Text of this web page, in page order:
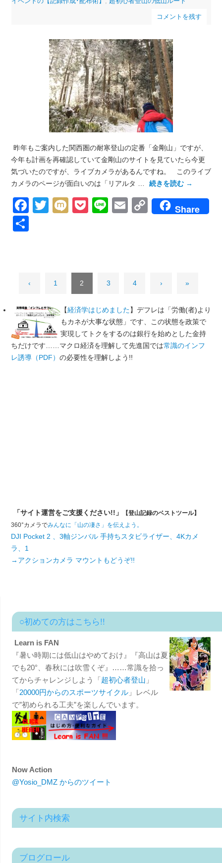
コメントを残す
昨年もご案内した関西圏の耐寒登山の定番「金剛山」ですが、
今年も計画を再確認していて金剛山のサイトを見ていたら今更
気づいたのですが、ライブカメラがあるんですね。 このライブ
カメラのページが面白いのは「リアルタ …
続きを読む →
Facebook
Twitter
MixiPocket
LineEmailCopyShare
‹ 1 2 3 4 › »
【経済学はじめました】デフレは「労働(者)より
もカネが大事な状態」です、この状態を政策で
実現してトクをするのは銀行を始めとした金持
ちだけです……マクロ経済を理解して先進国では常識のインフ
レ誘導（PDF） の必要性を理解しよう!!
「サイト運営をご支援ください!!」
【登山記録のベストツール】
360°カメラでみんなに「山の凄さ」を伝えよう。
DJI Pocket 2 、3軸ジンバル 手持ちスタビライザー、4Kカメ
ラ、1
→アクションカメラ マウントもどうぞ!!
○初めての方はこちら!!
Learn is FAN
『暑い時期には低山はやめておけ』『高山は夏
でも20°、春秋には吹雪くぞ』……常識を拾っ
てからチャレンジしよう「超初心者登山 」
「20000円からのスポーツサイクル」レベル
で”初められる工夫”を楽しんでいます。
Now Action
@Yosio_DMZ からのツイート
サイト内検索
ブログロール